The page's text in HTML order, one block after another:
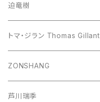
迫竜樹
トマ・ジラン Thomas Gillant
ZONSHANG
芦川瑞季